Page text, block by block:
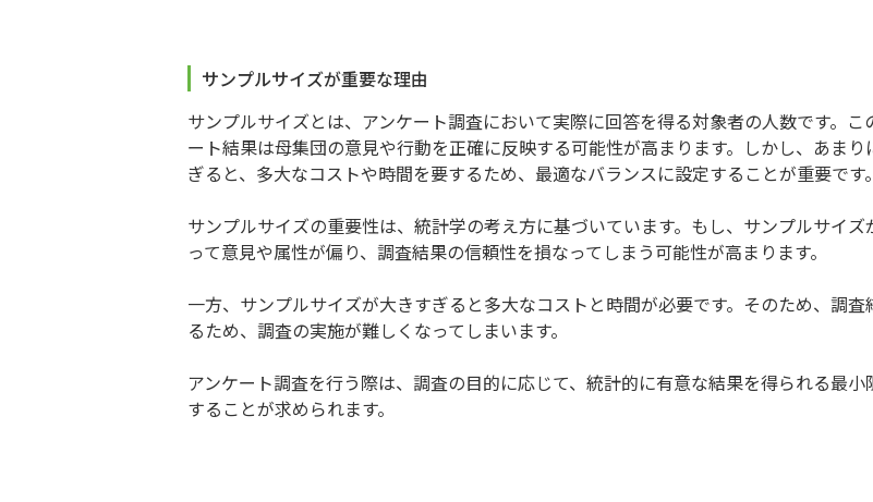
サンプルサイズが重要な理由
サンプルサイズとは、アンケート調査において実際に回答を得る対象者の人数です。こ
ート結果は母集団の意見や行動を正確に反映する可能性が高まります。しかし、あま
ぎると、多大なコストや時間を要するため、最適なバランスに設定することが重要です。
サンプルサイズの重要性は、統計学の考え方に基づいています。もし、サンプルサイズ
って意見や属性が偏り、調査結果の信頼性を損なってしまう可能性が高まります。
一方、サンプルサイズが大きすぎると多大なコストと時間が必要です。そのため、調
るため、調査の実施が難しくなってしまいます。
アンケート調査を行う際は、調査の目的に応じて、統計的に有意な結果を得られる最
することが求められます。